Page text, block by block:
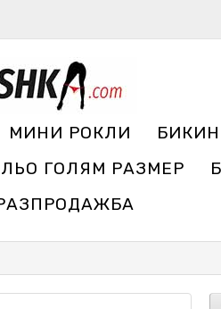
МИНИ РОКЛИ
ГОЛЯМ РАЗМЕР